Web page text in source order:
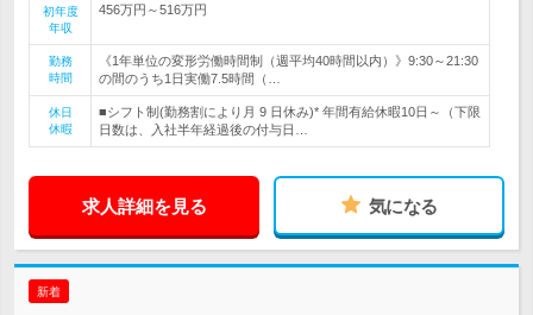
初年度
年収
456万円～516万円
勤務
時間
《1年単位の変形労働時間制（週平均40時間以内）》9:30～21:30
の間のうち1日実働7.5時間（…
休日
休暇
■シフト制(勤務割により月 9 日休み)* 年間有給休暇10日～（下限
日数は、入社半年経過後の付与日…
求人詳細を見る 気になる
新着